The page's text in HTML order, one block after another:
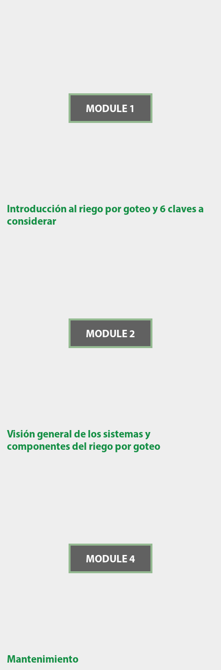
MODULE 1
Introducción al riego por goteo y 6 claves a
considerar
MODULE 2
Visión general de los sistemas y
componentes del riego por goteo
MODULE 4
Mantenimiento